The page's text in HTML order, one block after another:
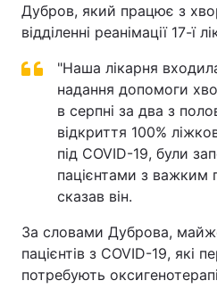
Дубров, який працює з
відділенні реанімації 17-ї
"Наша лікарня
надання допомоги
в серпні за два з
відкриття 100%
під COVID-19, були
пацієнтами з важким
сказав він.
За словами Дуброва,
пацієнтів з COVID-19, які
потребують